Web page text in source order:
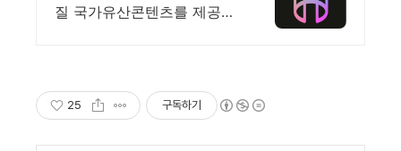
상
질 국가유산콘텐츠를 제공합
25 구독하기